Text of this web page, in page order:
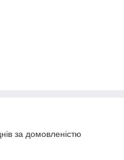
за домовленістю